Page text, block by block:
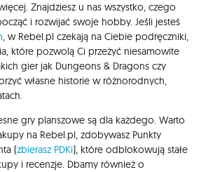
Znajdziesz u nas wszystko, czego
i rozwijać swoje hobby. Jeśli jesteś
, w Rebel.pl czekają na Ciebie podręczniki,
które pozwolą Ci przeżyć niesamowite
gier jak Dungeons & Dragons czy
własne historie w różnorodnych,
gry planszowe są dla każdego. Warto
na Rebel.pl, zdobywasz Punkty
(zbierasz PDKi), które odblokowują stałe
i recenzje. Dbamy również o